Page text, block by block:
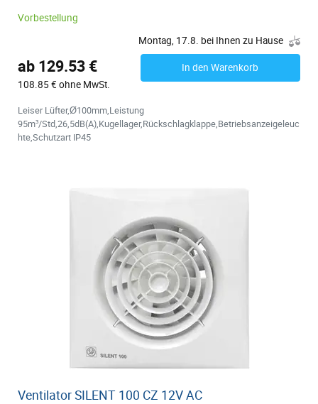
Vorbestellung
Montag, 17.8. bei Ihnen zu Hause
ab 129.53 €
108.85 € ohne MwSt.
In den Warenkorb
Leiser Lüfter,Ø100mm,Leistung
95m³/Std,26,5dB(A),Kugellager,Rückschlagklappe,Betriebsanzeigeleuc
hte,Schutzart IP45
Ventilator SILENT 100 CZ 12V AC